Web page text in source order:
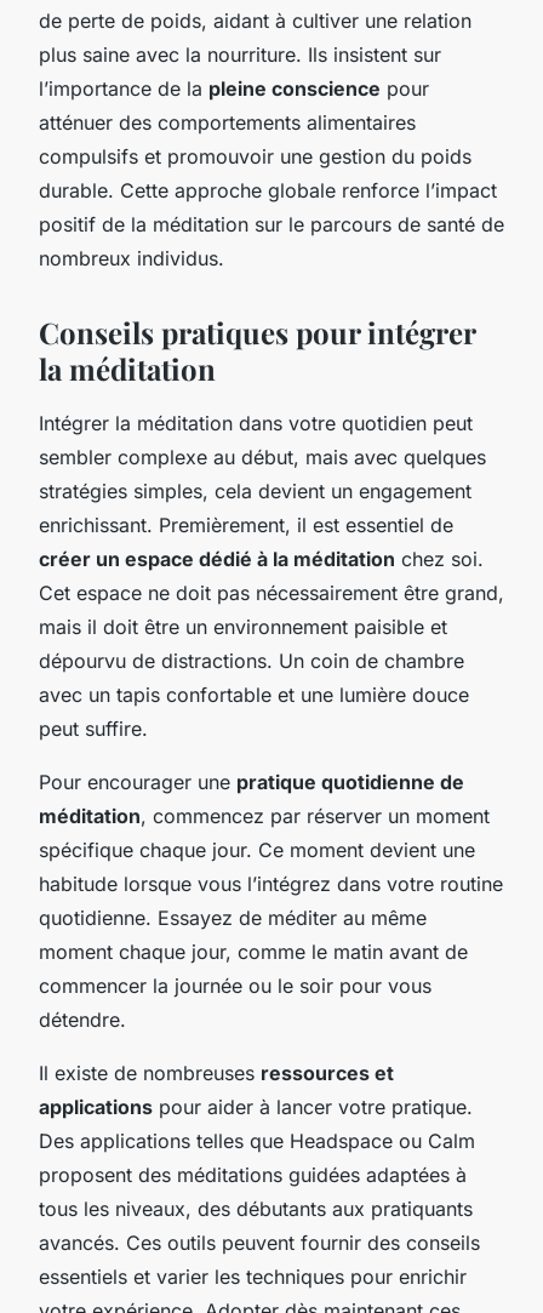
de perte de poids, aidant à cultiver une relation
plus saine avec la nourriture. Ils insistent sur
l’importance de la pleine conscience pour
atténuer des comportements alimentaires
compulsifs et promouvoir une gestion du poids
durable. Cette approche globale renforce l’impact
positif de la méditation sur le parcours de santé de
nombreux individus.
Conseils pratiques pour intégrer
la méditation
Intégrer la méditation dans votre quotidien peut
sembler complexe au début, mais avec quelques
stratégies simples, cela devient un engagement
enrichissant. Premièrement, il est essentiel de
créer un espace dédié à la méditation chez soi.
Cet espace ne doit pas nécessairement être grand,
mais il doit être un environnement paisible et
dépourvu de distractions. Un coin de chambre
avec un tapis confortable et une lumière douce
peut suffire.
Pour encourager une pratique quotidienne de
méditation, commencez par réserver un moment
spécifique chaque jour. Ce moment devient une
habitude lorsque vous l’intégrez dans votre routine
quotidienne. Essayez de méditer au même
moment chaque jour, comme le matin avant de
commencer la journée ou le soir pour vous
détendre.
Il existe de nombreuses ressources et
applications pour aider à lancer votre pratique.
Des applications telles que Headspace ou Calm
proposent des méditations guidées adaptées à
tous les niveaux, des débutants aux pratiquants
avancés. Ces outils peuvent fournir des conseils
essentiels et varier les techniques pour enrichir